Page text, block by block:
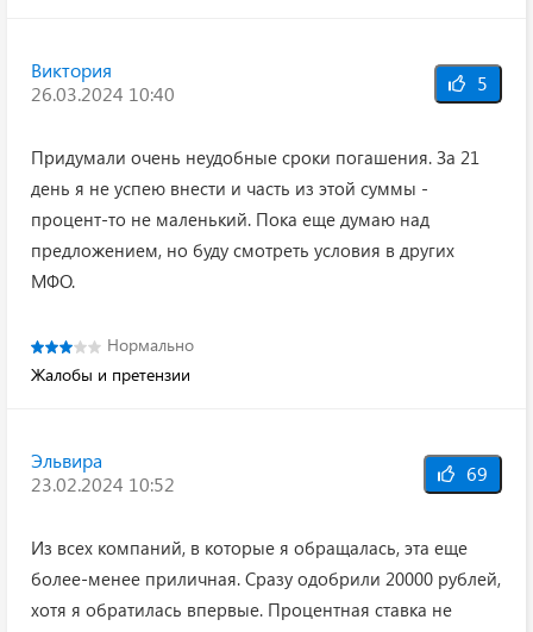
Виктория
26.03.2024 10:40
5
Придумали очень неудобные сроки погашения. За 21
день я не успею внести и часть из этой суммы -
процент-то не маленький. Пока еще думаю над
предложением, но буду смотреть условия в других
МФО.
Нормально
Жалобы и претензии
Эльвира
23.02.2024 10:52
69
Из всех компаний, в которые я обращалась, эта еще
более-менее приличная. Сразу одобрили 20000 рублей,
хотя я обратилась впервые. Процентная ставка не